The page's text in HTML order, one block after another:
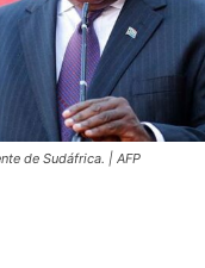
de Sudáfrica. | AFP